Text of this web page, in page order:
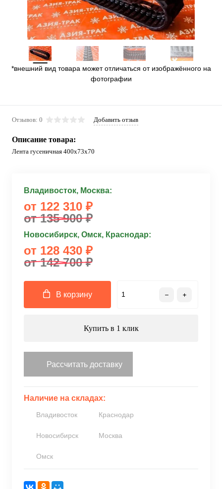
*внешний вид товара может отличаться от изображённого на
фотографии
Отзывов: 0 Добавить отзыв
Описание товара:
Лента гусеничная 400x73x70
Владивосток, Москва:
от 122 310 ₽
от 135 900 ₽
Новосибирск, Омск, Краснодар:
от 128 430 ₽
от 142 700 ₽
В корзину
Купить в 1 клик
Рассчитать доставку
Наличие на складах:
Владивосток Краснодар
Новосибирск Москва
Омск